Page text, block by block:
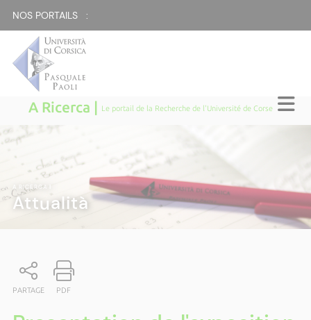
NOS PORTAILS :
A Ricerca | Le portail de la Recherche de l'Université de Corse
A RICERCA
Attualità
PARTAGE PDF